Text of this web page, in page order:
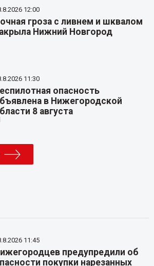
12:00
гроза с ливнем и шквалом
Нижний Новгород
11:30
опасность
в Нижегородской
8 августа
11:45
предупредили об
покупки нарезанных